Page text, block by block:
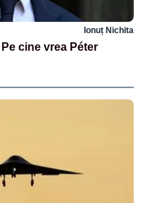
Ionuț Nichita
cine vrea Péter